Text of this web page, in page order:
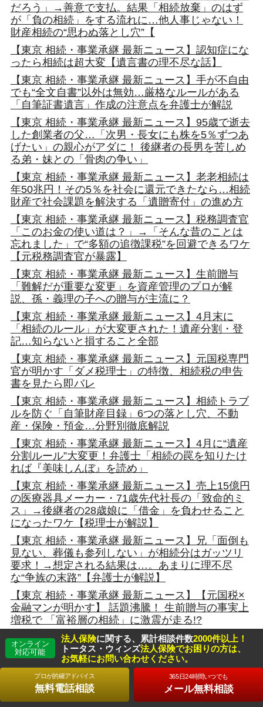
だろう」→善意で支払。結果「相続放棄」のはず
が「負の相続」をする流れに…他人事じゃない！
財産相続の“思わぬ落とし穴”【
【東京 相続・事業承継 最新ニュース】認知症にな
ったら相続は超大変【遺言書の理不尽な話】
【東京 相続・事業承継 最新ニュース】手が不自由
でも“全文自書”以外は無効…厳格なルールがある
「自筆証書遺言」作成の注意点を弁護士が解説
【東京 相続・事業承継 最新ニュース】95歳で逝去
した創業者の父…「次男・長女にも株を5％ずつあ
げたい」の親心がアダに！ 後継者の長男を苦しめ
る弟・妹との「骨肉の争い」
【東京 相続・事業承継 最新ニュース】老老相続は
年50兆円！その5％を社会に還元できたなら…相続
財産で社会課題を解決する「遺贈寄付」の進め方
【東京 相続・事業承継 最新ニュース】税務調査官
「このお金の使い道は？」→「そんな昔のことは
忘れました」で“多額の追徴課税”を回避できるワケ
【元税務調査官が暴露】
【東京 相続・事業承継 最新ニュース】生前贈与
「難解だが重要な変更」を資産管理のプロが解
説、孫・義理の子への贈与が主流に？
【東京 相続・事業承継 最新ニュース】4月末に
「相続のルール」が大変更された！遺産分割・登
記…知らないと損すること全部
【東京 相続・事業承継 最新ニュース】元国税専門
官が明かす「ダメ税理士」の特徴、相続税の申告
書を見たら即バレ
【東京 相続・事業承継 最新ニュース】相続トラブ
ルを防ぐ「自筆財産目録」6つの落とし穴、不動
産・保険・預金…分野別徹底解説
【東京 相続・事業承継 最新ニュース】4月に“遺産
分割ルール”大変更！弁護士「相続の罠を知りたけ
れば『美味しんぼ』を読め」
【東京 相続・事業承継 最新ニュース】売上15億円
の医療器具メーカー・71歳先代社長の「致命的ミ
ス」→後継者の28歳娘に「借金」を負わせること
になったワケ【税理士が解説】
【東京 相続・事業承継 最新ニュース】兄「面倒も
見ない、葬儀も参列しない」が相続分はガッツリ
要求！→想定される結果は…。あまりに理不尽
な“争族の末路”【弁護士が解説】
【東京 相続・事業承継 最新ニュース】【元国税×
金融マンが明かす】 話題沸騰！ 生前贈与の事実上
増税で 「富裕層の相続」に激震が走る!?
【東京 相続・事業承継 最新ニュース】相続対策を
後回しにする人ほど損をする納得事情
【東京 相続・事業承継 最新ニュース】成年後見は
高齢者の財産を守っているのか大疑問
【東京 相続・事業承継 最新ニュース】相続税に課
オンライン
対応可能
法人保険に関する、累計相談件数2000件以上！
トータス・ウィンズ法人保険でお困りの方は、
お気軽にお問い合わせください。
プロが的確アドバイス
無料電話相談
365日24時間いつでも
メール無料相談